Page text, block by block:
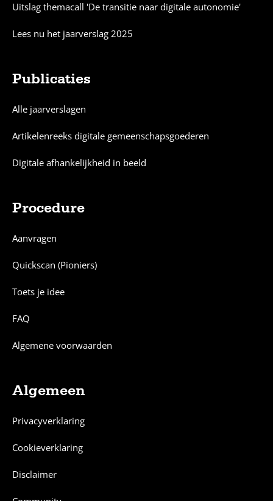
Uitslag themacall 'De transitie naar digitale autonomie'
Lees nu het jaarverslag 2025
Publicaties
Alle jaarverslagen
Artikelenreeks digitale gemeenschapsgoederen
Digitale afhankelijkheid in beeld
Procedure
Aanvragen
Quickscan (Pioniers)
Toets je idee
FAQ
Algemene voorwaarden
Algemeen
Privacyverklaring
Cookieverklaring
Disclaimer